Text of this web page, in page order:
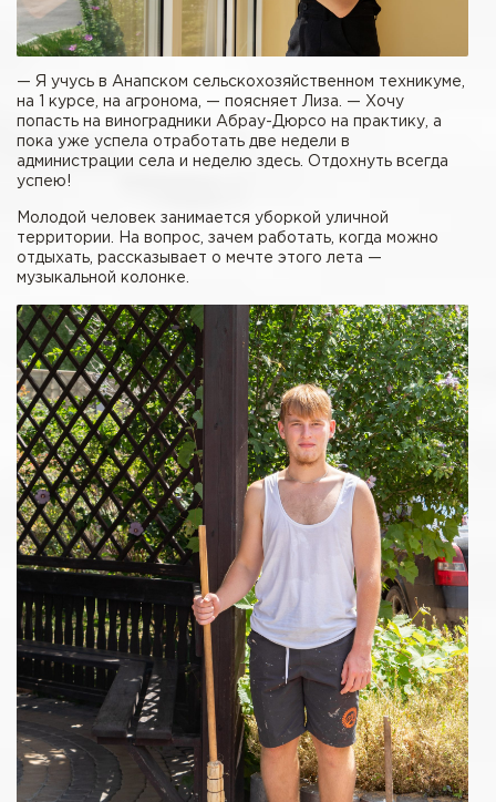
— Я учусь в Анапском сельскохозяйственном техникуме,
на 1 курсе, на агронома, — поясняет Лиза. — Хочу
попасть на виноградники Абрау-Дюрсо на практику, а
пока уже успела отработать две недели в
администрации села и неделю здесь. Отдохнуть всегда
успею!
Молодой человек занимается уборкой уличной
территории. На вопрос, зачем работать, когда можно
отдыхать, рассказывает о мечте этого лета —
музыкальной колонке.